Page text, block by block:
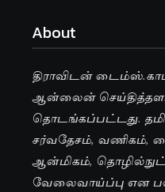
About
திராவிடன் டைம்ஸ்.காம்
ஆன்லைன்
தொடங்கப்பட்டது.
சர்வதேசம், வணிகம்,
ஆன்மிகம்,
வேலைவாய்ப்பு என